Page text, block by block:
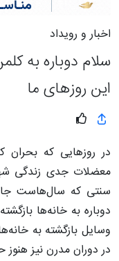
اخبار و رویداد
سلام دوباره به
این روزهای ما
در روزهایی که
معضلات جدی زندگی
سنتی که سال‌هاست جای
دوباره به خانه‌ها
وسایل بازگشته به
در دوران مدرن نیز هنوز